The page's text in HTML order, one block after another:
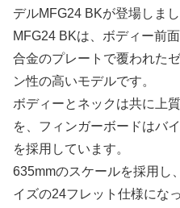
デルMFG24 BKが登場しまし
MFG24 BKは、ボディー前
合金のプレートで覆われた
ン性の高いモデルです。
ボディーとネックは共に上
を、フィンガーボードはバ
を採用しています。
635mmのスケールを採用し
イズの24フレット仕様にな